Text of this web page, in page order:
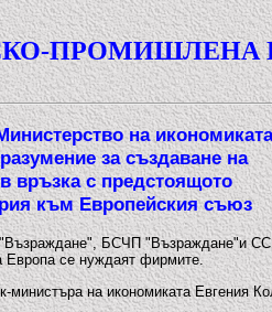
ПРОМИШЛЕНА
на икономиката
за създаване на
връзка с предстоящото
към Европейския съюз
БСЧП "Възраждане"и ССИ
Европа се нуждаят фирмите.
министъра на икономиката Евгения